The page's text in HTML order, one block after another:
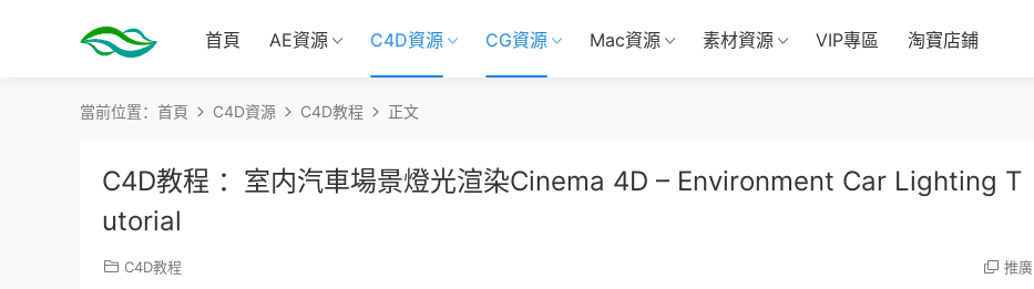
首頁 AE資源 C4D資源 CG資源 Mac資源 素材資源 VIP專區 淘寶店鋪
當前位置： 首頁 C4D資源 C4D教程 正文
C4D教程 ：室内汽車場景燈光渲染Cinema 4D – Environment Car Lighting T
utorial
C4D教程 推廣